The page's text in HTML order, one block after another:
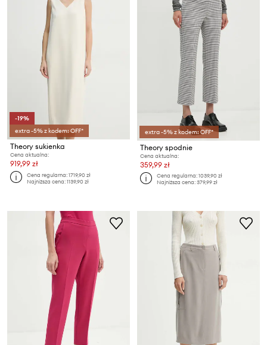
-19%
extra -5% z kodem: OFF*
Theory sukienka
Cena aktualna:
919,99 zł
Cena regularna:1719,90 zł
Najniższa cena:1139,90 zł
extra -5% z kodem: OFF*
Theory spodnie
Cena aktualna:
359,99 zł
Cena regularna:1039,90 zł
Najniższa cena:379,99 zł